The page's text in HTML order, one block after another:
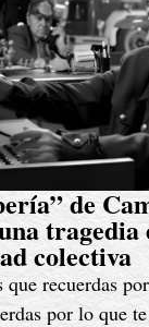
de
tragedia
colectiva
que recuerdas
por lo que